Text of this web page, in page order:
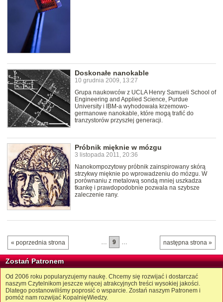
Doskonałe nanokable
10 grudnia 2009, 13:27
Grupa naukowców z UCLA Henry Samueli School of
Engineering and Applied Science, Purdue
University i IBM-a wyhodowała krzemowo-
germanowe nanokable, które mogą trafić do
tranzystorów przyszłej generacji.
Próbnik mięknie w mózgu
3 listopada 2011, 20:36
Nanokompozytowy próbnik zainspirowany skórą
strzykwy mięknie po wprowadzeniu do mózgu. W
porównaniu z metalową sondą mniej uszkadza
tkankę i prawdopodobnie pozwala na szybsze
zaleczenie rany.
« poprzednia strona następna strona »
… 9 …
Zostań Patronem
Od 2006 roku popularyzujemy naukę. Chcemy się rozwijać i dostarczać
naszym Czytelnikom jeszcze więcej atrakcyjnych treści wysokiej jakości.
Dlatego postanowiliśmy poprosić o wsparcie. Zostań naszym Patronem i
pomóż nam rozwijać KopalnięWiedzy.